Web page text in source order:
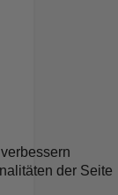
der Seite